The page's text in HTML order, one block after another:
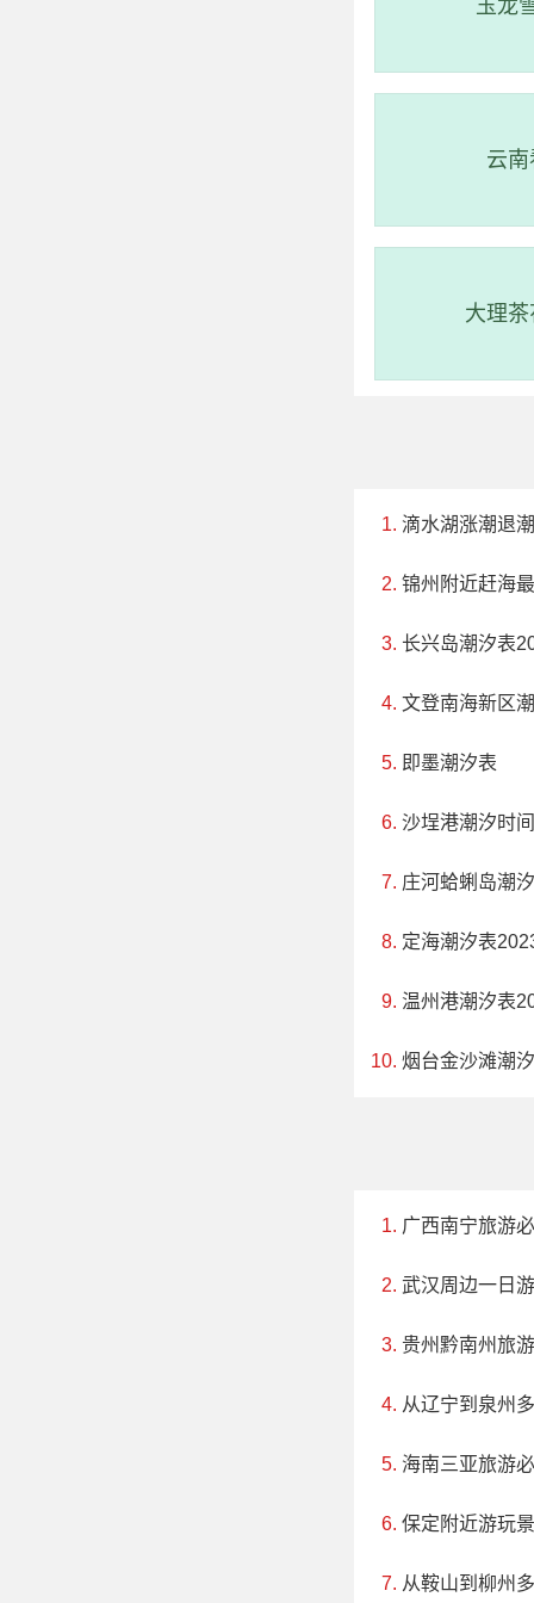
玉龙
云南
大理
滴水湖涨潮退
锦州附近赶海
长兴岛潮汐表
文登南海新区
即墨潮汐表
沙埕港潮汐时
庄河蛤蜊岛潮
定海潮汐表
温州港潮汐表
烟台金沙滩潮
广西南宁旅游
武汉周边一日
贵州黔南州旅
从辽宁到泉州
海南三亚旅游
保定附近游玩
从鞍山到柳州